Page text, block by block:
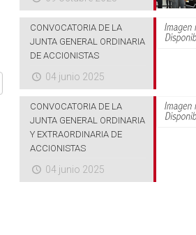
CONVOCATORIA DE LA
JUNTA GENERAL ORDINARIA
DE ACCIONISTAS
04 junio 2025
CONVOCATORIA DE LA
JUNTA GENERAL ORDINARIA
Y EXTRAORDINARIA DE
ACCIONISTAS
04 junio 2025